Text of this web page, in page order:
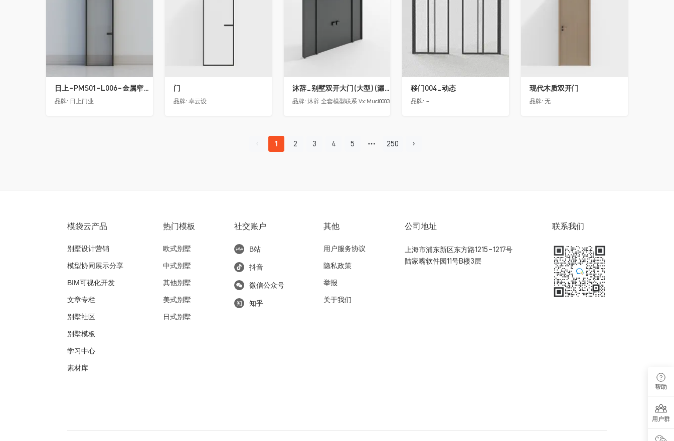
日上-PMS01-L006-金属窄边玻璃门
品牌: 日上门业
门
品牌: 卓云设
沐辞_别墅双开大门(大型)(漏光加厚度)
品牌: 沐辞 全套模型联系 Vx:Muci0003
移门004_动态
品牌: -
现代木质双开门
品牌:无
1 2 3 4 5 250
模袋云产品
别墅设计营销
模型协同展示分享
BIM可视化开发
文章专栏
别墅社区
别墅模板
学习中心
素材库
热门模板
欧式别墅
中式别墅
其他别墅
美式别墅
日式别墅
社交账户
B站
抖音
微信公众号
知乎
其他
用户服务协议
隐私政策
举报
关于我们
公司地址
上海市浦东新区东方路1215-1217号
陆家嘴软件园11号B楼3层
联系我们
帮助
用户群